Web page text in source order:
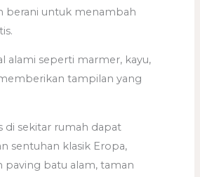
berani untuk menambah
alami seperti marmer, kayu,
tampilan yang
di sekitar rumah dapat
sentuhan klasik Eropa,
paving batu alam, taman